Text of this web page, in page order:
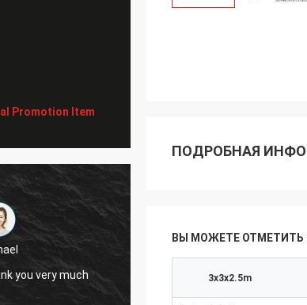
Promotion Item
cooperation
Very fast delivery, thank you
ПОДРОБНАЯ
ВЫ МОЖЕТЕ ОТМЕТИТЬ
3x3x2.5m